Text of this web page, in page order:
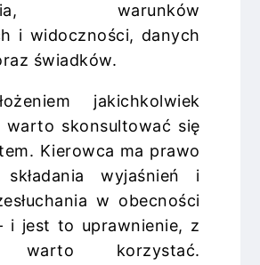
warunków
i widoczności, danych
świadków.
jakichkolwiek
warto skonsultować się
Kierowca ma prawo
składania wyjaśnień i
w obecności
i jest to uprawnienie, z
warto korzystać.